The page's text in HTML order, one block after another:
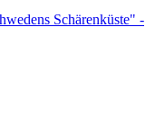
Schärenküste" -